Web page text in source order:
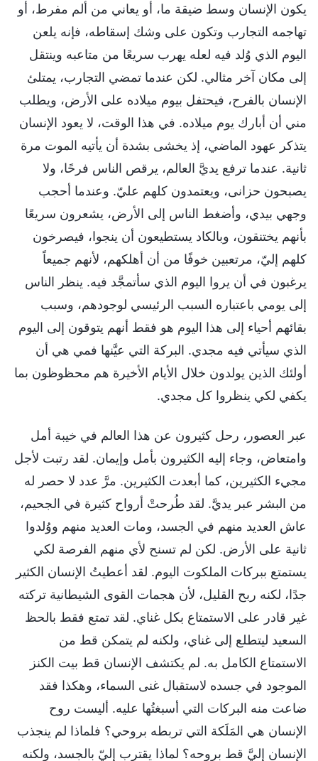
يكون الإنسان وسط ضيقة ما، أو يعاني من ألم مفرط، أو
تهاجمه التجارب وتكون على وشك إسقاطه، فإنه يلعن
اليوم الذي وُلد فيه لعله يهرب سريعًا من متاعبه وينتقل
إلى مكان آخر مثالي. لكن عندما تمضي التجارب، يمتلئ
الإنسان بالفرح، فيحتفل بيوم ميلاده على الأرض، ويطلب
مني أن أبارك يوم ميلاده. في هذا الوقت، لا يعود الإنسان
يتذكر عهود الماضي، إذ يخشى بشدة أن يأتيه الموت مرة
ثانية. عندما ترفع يديَّ العالم، يرقص الناس فرحًا، ولا
يصبحون حزانى، ويعتمدون كلهم عليّ. وعندما أحجب
وجهي بيدي، وأضغط الناس إلى الأرض، يشعرون سريعًا
بأنهم يختنقون، وبالكاد يستطيعون أن ينجوا، فيصرخون
كلهم إليّ، مرتعبين خوفًا من أن أهلكهم، لأنهم جميعاً
يرغبون في أن يروا اليوم الذي سأتمجَّد فيه. ينظر الناس
إلى يومي باعتباره السبب الرئيسي لوجودهم، وسبب
بقائهم أحياء إلى هذا اليوم هو فقط أنهم يتوقون إلى اليوم
الذي سيأتي فيه مجدي. البركة التي عيَّنها فمي هي أن
أولئك الذين يولدون خلال الأيام الأخيرة هم محظوظون بما
يكفي لكي ينظروا كل مجدي.
عبر العصور، رحل كثيرون عن هذا العالم في خيبة أمل
وامتعاض، وجاء إليه الكثيرون بأمل وإيمان. لقد رتبت لأجل
مجيء الكثيرين، كما أبعدت الكثيرين. مرَّ عدد لا حصر له
من البشر عبر يديَّ. لقد طُرحتْ أرواح كثيرة في الجحيم،
عاش العديد منهم في الجسد، ومات العديد منهم ووُلدوا
ثانية على الأرض. لكن لم تسنح لأي منهم الفرصة لكي
يستمتع ببركات الملكوت اليوم. لقد أعطيتُ الإنسان الكثير
جدًا، لكنه ربح القليل، لأن هجمات القوى الشيطانية تركته
غير قادر على الاستمتاع بكل غناي. لقد تمتع فقط بالحظ
السعيد ليتطلع إلى غناي، ولكنه لم يتمكن قط من
الاستمتاع الكامل به. لم يكتشف الإنسان قط بيت الكنز
الموجود في جسده لاستقبال غنى السماء، وهكذا فقد
ضاعت منه البركات التي أسبغتُها عليه. أليست روح
الإنسان هي المَلَكة التي تربطه بروحي؟ فلماذا لم ينجذب
الإنسان إليَّ قط بروحه؟ لماذا يقترب إليّ بالجسد، ولكنه